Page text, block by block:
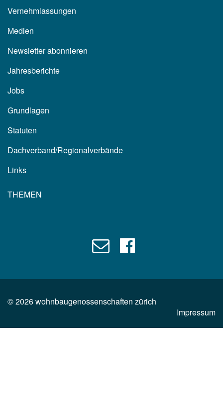
Vernehmlassungen
Medien
Newsletter abonnieren
Jahresberichte
Jobs
Grundlagen
Statuten
Dachverband/Regionalverbände
Links
THEMEN
©2026wohnbaugenossenschaften zürich
Impressum